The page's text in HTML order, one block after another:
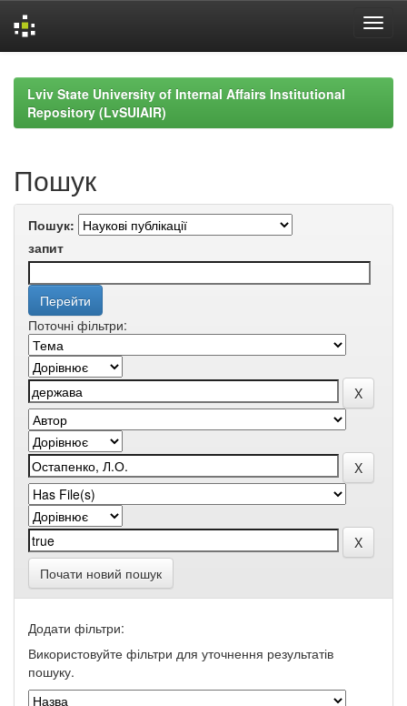
navigationLviv State University of Internal Affairs Institutional
Repository (LvSUIAIR)
Пошук
Пошук:
запит
Поточні фільтри:
Почати новий пошук
Додати фільтри:
Використовуйте фільтри для уточнення результатів
пошуку.